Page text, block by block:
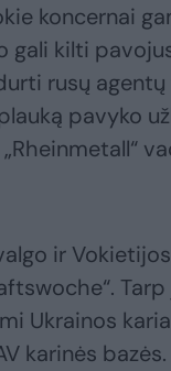
koncernai
gali kilti
rusų
pavyko
ir
Ukrainos
karinės